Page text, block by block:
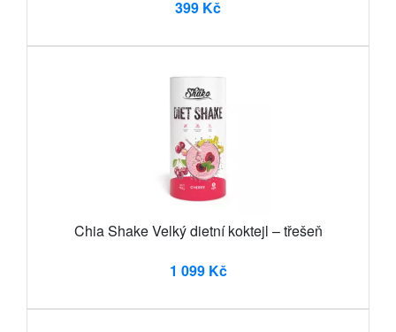
399 Kč
Chia Shake Velký dietní koktejl – třešeň
1 099 Kč